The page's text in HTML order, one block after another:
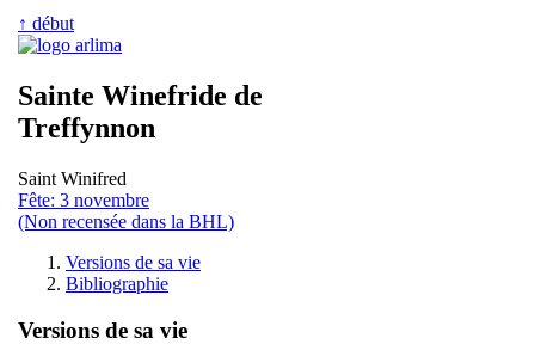
↑ début
Sainte Winefride de
Treffynnon
Saint Winifred
Fête: 3 novembre
(Non recensée dans la BHL)
Versions de sa vie
Bibliographie
Versions de sa vie